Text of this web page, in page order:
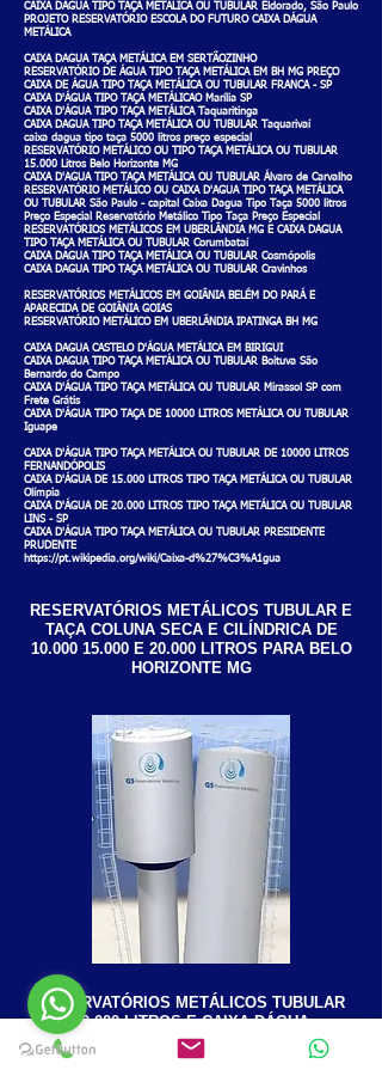
CAIXA DAGUA TIPO TAÇA METÁLICA OU TUBULAR Eldorado, São Paulo
PROJETO RESERVATÓRIO ESCOLA DO FUTURO CAIXA DÁGUA
METÁLICA
CAIXA DAGUA TAÇA METÁLICA EM SERTÃOZINHO
RESERVATÓRIO DE ÁGUA TIPO TAÇA METÁLICA EM BH MG PREÇO
CAIXA DE ÁGUA TIPO TAÇA METÁLICA OU TUBULAR FRANCA - SP
CAIXA D'ÁGUA TIPO TAÇA METÁLICAO Marília SP
CAIXA D'ÁGUA TIPO TAÇA METÁLICA Taquaritinga
CAIXA DAGUA TIPO TAÇA METÁLICA OU TUBULAR Taquarivaí
caixa dagua tipo taça 5000 litros preço especial
RESERVATÓRIO METÁLICO OU TIPO TAÇA METÁLICA OU TUBULAR
15.000 Litros Belo Horizonte MG
CAIXA D'AGUA TIPO TAÇA METÁLICA OU TUBULAR Álvaro de Carvalho
RESERVATÓRIO METÁLICO OU CAIXA D'AGUA TIPO TAÇA METÁLICA
OU TUBULAR São Paulo - capital Caixa Dagua Tipo Taça 5000 litros
Preço Especial Reservatório Metálico Tipo Taça Preço Especial
RESERVATÓRIOS METÁLICOS EM UBERLÂNDIA MG E CAIXA DAGUA
TIPO TAÇA METÁLICA OU TUBULAR Corumbataí
CAIXA DAGUA TIPO TAÇA METÁLICA OU TUBULAR Cosmópolis
CAIXA DAGUA TIPO TAÇA METÁLICA OU TUBULAR Cravinhos
RESERVATÓRIOS METÁLICOS EM GOIÂNIA BELÉM DO PARÁ E
APARECIDA DE GOIÂNIA GOIAS
RESERVATÓRIO METÁLICO EM UBERLÂNDIA IPATINGA BH MG
CAIXA DAGUA CASTELO D'ÁGUA METÁLICA EM BIRIGUI
CAIXA DAGUA TIPO TAÇA METÁLICA OU TUBULAR Boituva São
Bernardo do Campo
CAIXA D'ÁGUA TIPO TAÇA METÁLICA OU TUBULAR Mirassol SP com
Frete Grátis
CAIXA D'ÁGUA TIPO TAÇA DE 10000 LITROS METÁLICA OU TUBULAR
Iguape
CAIXA D'ÁGUA TIPO TAÇA METÁLICA OU TUBULAR DE 10000 LITROS
FERNANDÓPOLIS
CAIXA D'ÁGUA DE 15.000 LITROS TIPO TAÇA METÁLICA OU TUBULAR
Olímpia
CAIXA D'ÁGUA DE 20.000 LITROS TIPO TAÇA METÁLICA OU TUBULAR
LINS - SP
CAIXA D'ÁGUA TIPO TAÇA METÁLICA OU TUBULAR PRESIDENTE
PRUDENTE
https://pt.wikipedia.org/wiki/Caixa-d%27%C3%A1gua
RESERVATÓRIOS METÁLICOS TUBULAR E
TAÇA COLUNA SECA E CILÍNDRICA DE
10.000 15.000E 20.000 LITROS PARA BELO
HORIZONTE MG
RESERVATÓRIOS METÁLICOS TUBULAR
10.000 LITROS E CAIXA DÁGUA
CILÍNDRICA 15.000 LITROS FUNDO CÔNICO
COM SAPATA DE 15.000 LITROS